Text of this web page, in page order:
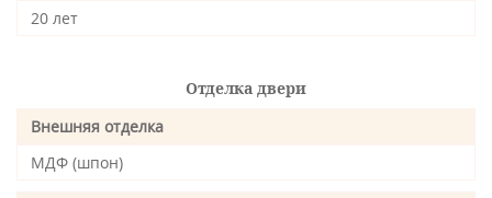
20 лет
Отделка двери
Внешняя отделка
МДФ (шпон)